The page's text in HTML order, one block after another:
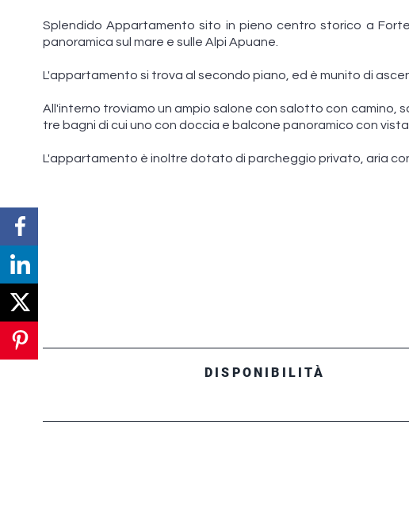
Splendido Appartamento sito in pieno centro storico a
panoramica sul mare e sulle Alpi Apuane.
L'appartamento si trova al secondo piano, ed è munito di
All'interno troviamo un ampio salone con salotto con camino,
tre bagni di cui uno con doccia e balcone panoramico con vista
L'appartamento è inoltre dotato di parcheggio privato, aria
DISPONIBILITÀ